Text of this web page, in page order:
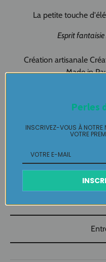
La petite touche
Esprit fantaisie
Création artisanale
Made in
jamais porté que par
Plaisir de
Perles
INSCRIVEZ-VOUS À NOTRE
VOTRE